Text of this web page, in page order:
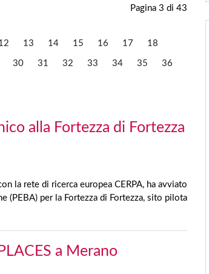
Pagina 3 di 43
13 14 15 16 17 18
30 31 32 33 34 35 36
alla Fortezza di Fortezza
la rete di ricerca europea CERPA, ha avviato
(PEBA) per la Fortezza di Fortezza, sito pilota
a Merano